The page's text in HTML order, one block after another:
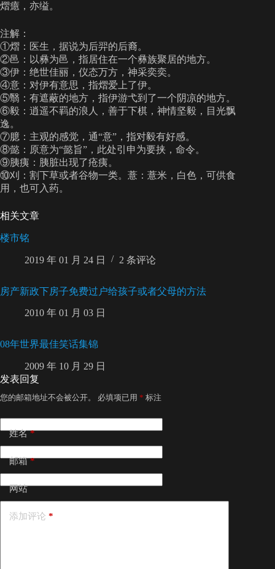
熠癔，亦缢。
注解：
①熠：医生，据说为后羿的后裔。
②邑：以彝为邑，指居住在一个彝族聚居的地方。
③伊：绝世佳丽，仪态万方，神采奕奕。
④意：对伊有意思，指熠爱上了伊。
⑤翳：有遮蔽的地方，指伊游弋到了一个阴凉的地方。
⑥毅：逍遥不羁的浪人，善于下棋，神情坚毅，目光飘
逸。
⑦臆：主观的感觉，通“意”，指对毅有好感。
⑧懿：原意为“懿旨”，此处引申为要挟，命令。
⑨胰痍：胰脏出现了疮痍。
⑩刈：割下草或者谷物一类。薏：薏米，白色，可供食
用，也可入药。
相关文章
楼市铭
2019 年 01 月 24 日 2 条评论
房产新政下房子免费过户给孩子或者父母的方法
2010 年 01 月 03 日
08年世界最佳笑话集锦
2009 年 10 月 29 日
发表回复
您的邮箱地址不会被公开。 必填项已用 * 标注
姓名*
邮箱*
网站
添加评论 *